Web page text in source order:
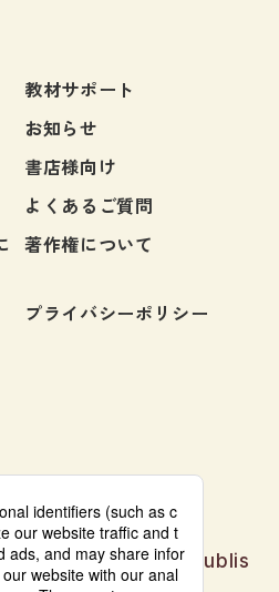
教材サポート
お知らせ
書店様向け
よくあるご質問
著作権について
プライバシーポリシー
learning materials publis